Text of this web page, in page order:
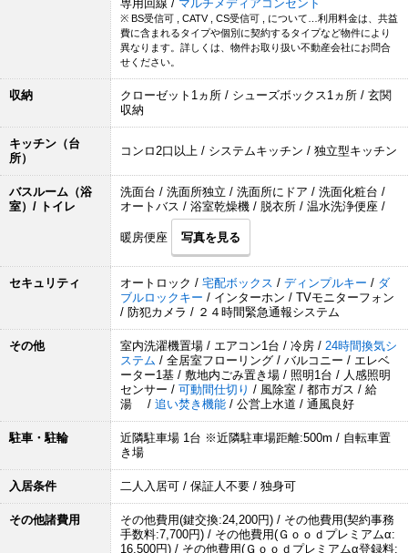
専用回線 / マルチメディアコンセント
※ BS受信可 , CATV , CS受信可 , について…利用料金は、共益
費に含まれるタイプや個別に契約するタイプなど物件により
異なります。詳しくは、物件お取り扱い不動産会社にお問合
せください。
収納
クローゼット1ヵ所 / シューズボックス1ヵ所 / 玄関
収納
キッチン（台
所）
コンロ2口以上 / システムキッチン / 独立型キッチン
バスルーム（浴
室）/ トイレ
洗面台 / 洗面所独立 / 洗面所にドア / 洗面化粧台 /
オートバス / 浴室乾燥機 / 脱衣所 / 温水洗浄便座 /
暖房便座 写真を見る
セキュリティ オートロック / 宅配ボックス / ディンプルキー / ダ
ブルロックキー / インターホン / TVモニターフォン
/ 防犯カメラ / ２４時間緊急通報システム
その他 室内洗濯機置場 / エアコン1台 / 冷房 / 24時間換気シ
ステム / 全居室フローリング / バルコニー / エレベ
ーター1基 / 敷地内ごみ置き場 / 照明1台 / 人感照明
センサー / 可動間仕切り / 風除室 / 都市ガス / 給
湯 / 追い焚き機能 / 公営上水道 / 通風良好
駐車・駐輪
近隣駐車場 1台 ※近隣駐車場距離:500m / 自転車置
き場
入居条件 二人入居可 / 保証人不要 / 独身可
その他諸費用
その他費用(鍵交換:24,200円) / その他費用(契約事務
手数料:7,700円) / その他費用(Ｇｏｏｄプレミアムα:
16,500円) / その他費用(Ｇｏｏｄプレミアムα登録料: